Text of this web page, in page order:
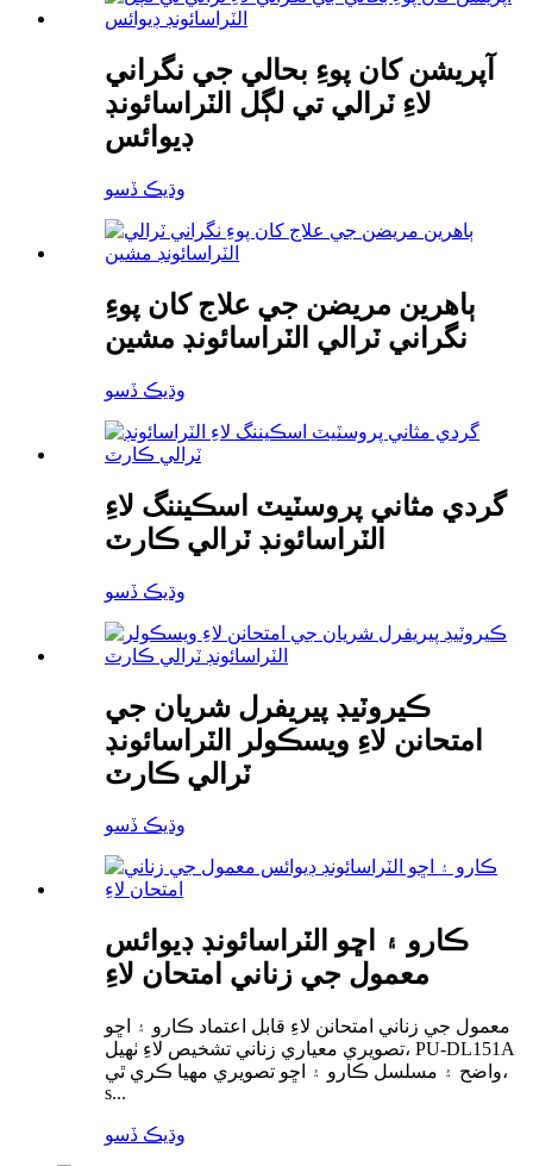
آپريشن کان پوءِ بحالي جي نگراني
لاءِ ٽرالي تي لڳل الٽراسائونڊ
ڊيوائس
وڌيڪ ڏسو
ٻاهرين مريضن جي علاج کان پوءِ
نگراني ٽرالي الٽراسائونڊ مشين
وڌيڪ ڏسو
گردي مثاني پروسٽيٽ ​​اسڪيننگ لاءِ
الٽراسائونڊ ٽرالي ڪارٽ
وڌيڪ ڏسو
ڪيروٽيڊ پيريفرل شريان جي
امتحانن لاءِ ويسڪولر الٽراسائونڊ
ٽرالي ڪارٽ
وڌيڪ ڏسو
ڪارو ۽ اڇو الٽراسائونڊ ڊيوائس
معمول جي زناني امتحان لاءِ
معمول جي زناني امتحانن لاءِ قابل اعتماد ڪارو ۽ اڇو
تصويري معياري زناني تشخيص لاءِ ٺهيل، PU-DL151A
واضح ۽ مسلسل ڪارو ۽ اڇو تصويري مهيا ڪري ٿي،
s...
وڌيڪ ڏسو